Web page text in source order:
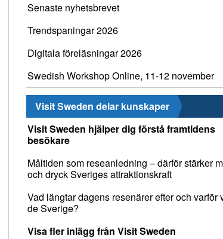
Senaste nyhetsbrevet
Trendspaningar 2026
Digitala föreläsningar 2026
Swedish Workshop Online, 11-12 november
Visit Sweden delar kunskaper
Visit Sweden hjälper dig förstå framtidens
besökare
Måltiden som reseanledning – därför stärker
och dryck Sveriges attraktionskraft
Vad längtar dagens resenärer efter och varför
de Sverige?
Visa fler inlägg från Visit Sweden